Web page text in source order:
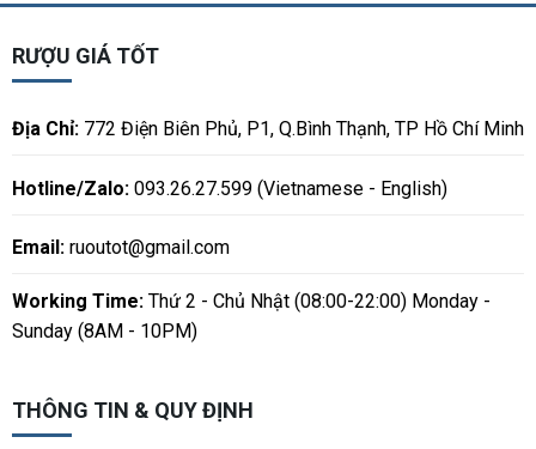
RƯỢU GIÁ TỐT
Địa Chỉ:772 Điện Biên Phủ, P1, Q.Bình Thạnh, TP Hồ Chí Minh
Hotline/Zalo:093.26.27.599 (Vietnamese - English)
Email: ruoutot@gmail.com
Working Time:Thứ 2 - Chủ Nhật (08:00-22:00) Monday -
Sunday (8AM - 10PM)
THÔNG TIN & QUY ĐỊNH